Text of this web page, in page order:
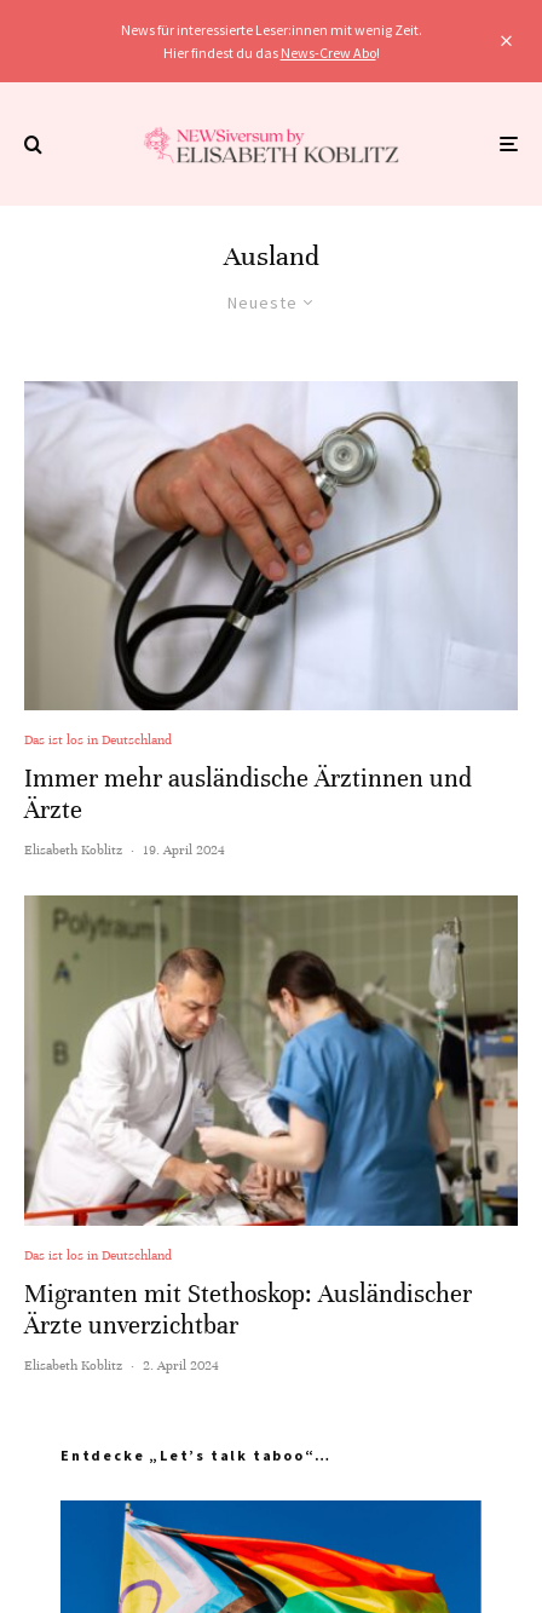
News für interessierte Leser:innen mit wenig Zeit.
Hier findest du das News-Crew Abo!
Ausland
Neueste
Das ist los in Deutschland
Immer mehr ausländische Ärztinnen und
Ärzte
Elisabeth Koblitz · 19. April 2024
Das ist los in Deutschland
Migranten mit Stethoskop: Ausländischer
Ärzte unverzichtbar
Elisabeth Koblitz · 2. April 2024
Entdecke „Let’s talk taboo“…